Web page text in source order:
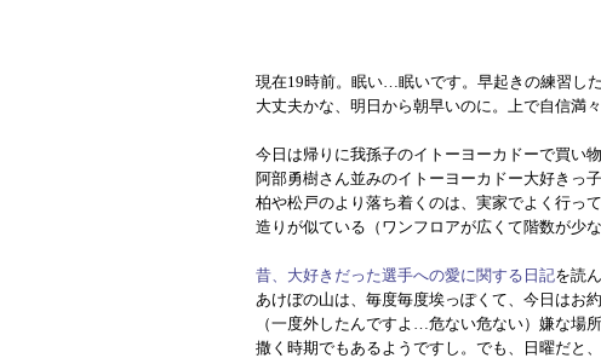
現在19時前。眠い…眠いです。早起きの練習し
大丈夫かな、明日から朝早いのに。上で自信満
今日は帰りに我孫子のイトーヨーカドーで買い
阿部勇樹さん並みのイトーヨーカドー大好きっ
柏や松戸のより落ち着くのは、実家でよく行っ
造りが似ている（ワンフロアが広くて階数が少
昔、大好きだった選手への愛に関する日記を読
あけぼの山は、毎度毎度埃っぽくて、今日はお
（一度外したんですよ…危ない危ない）嫌な場
撒く時期でもあるようですし。でも、日曜だと